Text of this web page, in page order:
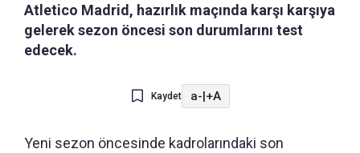
Atletico Madrid, hazırlık maçında karşı karşıya
gelerek sezon öncesi son durumlarını test
edecek.
Kaydet a-|+A
Yeni sezon öncesinde kadrolarındaki son